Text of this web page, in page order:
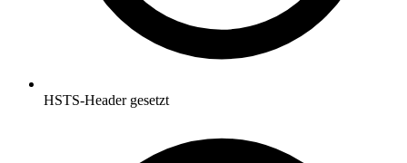
HSTS-Header gesetzt